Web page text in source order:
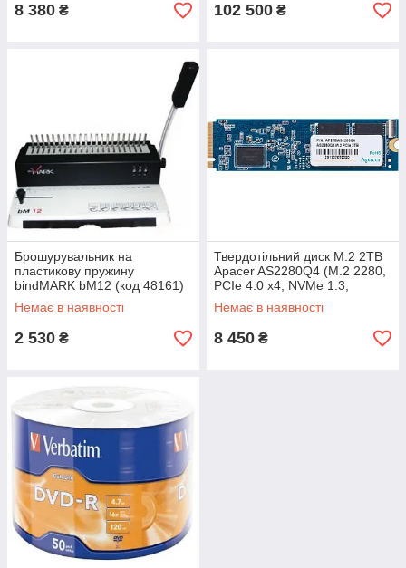
8 380 ₴ 102 500 ₴
Брошурувальник на
пластикову пружину
bindMARK bM12 (код 48161)
Немає в наявності
2 530 ₴
Твердотільний диск M.2 2TB
Apacer AS2280Q4 (М.2 2280,
PCIe 4.0 x4, NVMe 1.3,
5000MB/s / 4400MB/s) (код
Немає в наявності
8 450 ₴